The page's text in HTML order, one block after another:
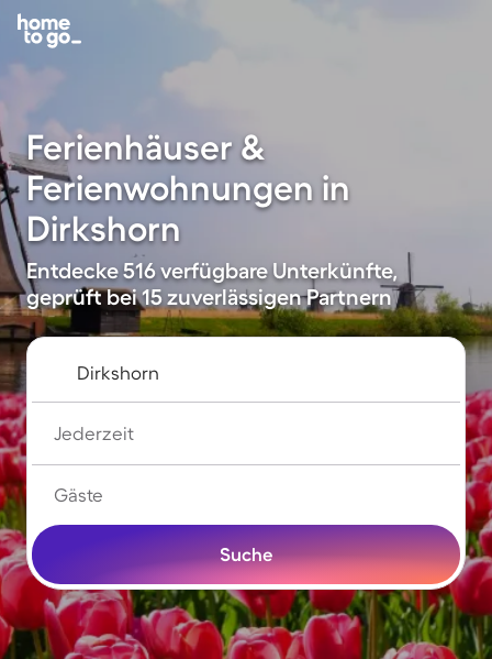
Ferienhäuser &
Ferienwohnungen in
Dirkshorn
Entdecke 516 verfügbare Unterkünfte,
geprüft bei 15 zuverlässigen Partnern
Jederzeit
Gäste
Suche